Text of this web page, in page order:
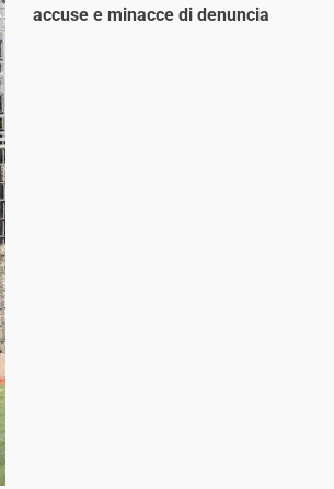
accuse e minacce di denuncia